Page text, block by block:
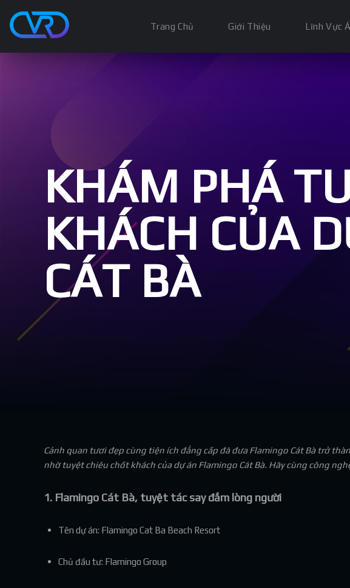
Trang Chủ Giới Thiệu Lĩnh Vực
KHÁM PHÁ
KHÁCH CỦA
CÁT BÀ
Cảnh quan tươi đẹp cùng tiện ích đẳng cấp đã đưa Flamingo Cát Bà trở
nhờ tuyệt chiêu chốt khách của dự án Flamingo Cát Bà. Hãy cùng công
1. Flamingo Cát Bà, tuyệt tác say đắm lòng người
Tên dự án: Flamingo Cat Ba Beach Resort
Chủ đầu tư: Flamingo Group